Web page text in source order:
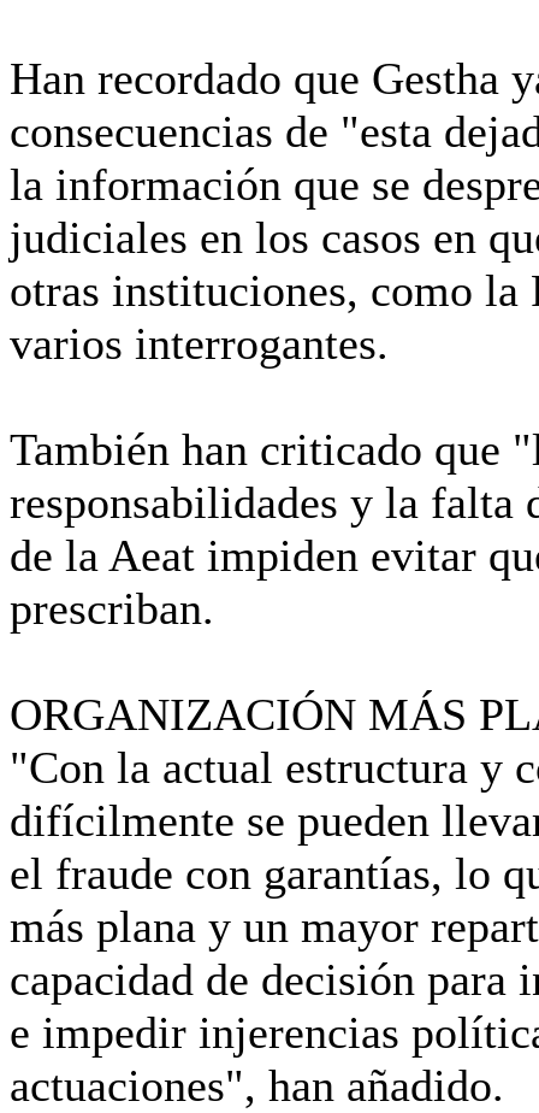
Han recordado que Gestha
consecuencias de "esta
la información que se
judiciales en los casos en
otras instituciones, como
varios interrogantes.
También han criticado que
responsabilidades y la
de la Aeat impiden evitar
prescriban.
ORGANIZACIÓN MÁS
"Con la actual estructura y
difícilmente se pueden
el fraude con garantías, lo
más plana y un mayor
capacidad de decisión para
e impedir injerencias
actuaciones", han añadido.